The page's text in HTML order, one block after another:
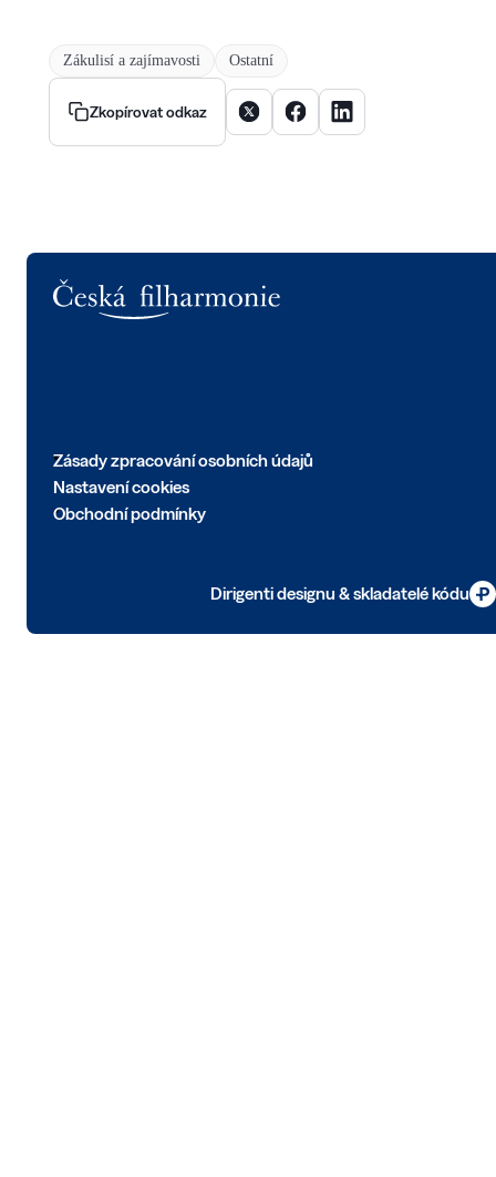
Zákulisí a zajímavosti Ostatní
Zkopírovat odkaz Sdílet článek na X
Sdílet článek na Facebooku
Sdílet článek na
Zásady zpracování osobních údajů
Nastavení cookies
Obchodní podmínky
Dirigenti designu & skladatelé kódu